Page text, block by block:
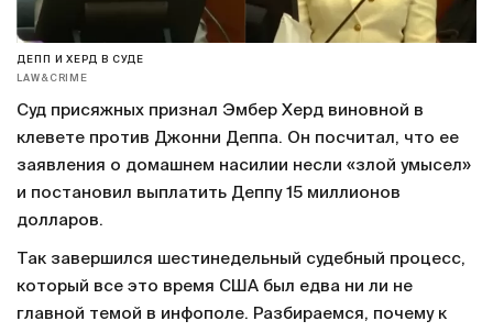
ДЕПП И ХЕРД В СУДЕ
LAW&CRIME
Суд присяжных признал Эмбер Херд виновной в
клевете против Джонни Деппа. Он посчитал, что ее
заявления о домашнем насилии несли «злой умысел»
и постановил выплатить Деппу 15 миллионов
долларов.
Так завершился шестинедельный судебный процесс,
который все это время США был едва ни ли не
главной темой в инфополе. Разбираемся, почему к